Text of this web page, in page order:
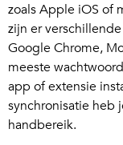
zoals Apple iOS of
zijn er
Google Chrome,
meeste
app of extensie
synchronisatie heb
handbereik.